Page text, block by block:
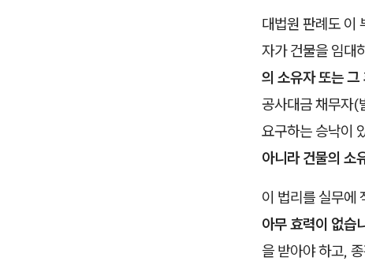
대법원 판례도
자가 건물을 임대
의 소유자 또는
공사대금 채무자(
요구하는 승낙이
아니라 건물의 소
이 법리를 실무에
아무 효력이 없습
을 받아야 하고,